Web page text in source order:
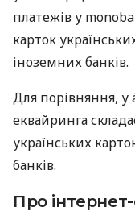
платежів у
карток
іноземних банків.
Для порівняння, у
еквайринга
українських
банків.
Про